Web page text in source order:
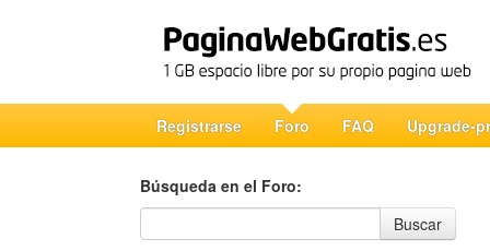
Registrarse Foro FAQ Upgrade-
Búsqueda en el Foro:
Búsqueda en el Foro
Buscar